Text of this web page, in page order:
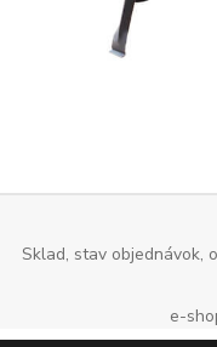
Sklad, stav objednávok,
e-